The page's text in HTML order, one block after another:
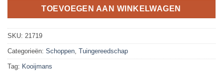
TOEVOEGEN AAN WINKELWAGEN
SKU: 21719
Categorieën: Schoppen, Tuingereedschap
Tag: Kooijmans